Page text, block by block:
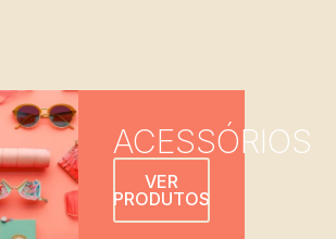
ACESSÓRIOS
VER
PRODUTOS